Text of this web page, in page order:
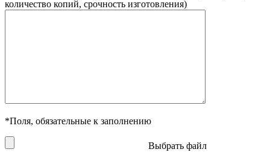
количество копий, срочность изготовления)
*Поля, обязательные к заполнению
Выбрать файл